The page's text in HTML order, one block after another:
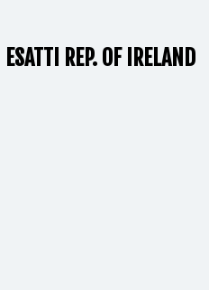
REP. OF IRELAND